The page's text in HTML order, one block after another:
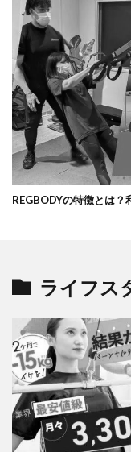
REGBODYの特徴とは
ライフス